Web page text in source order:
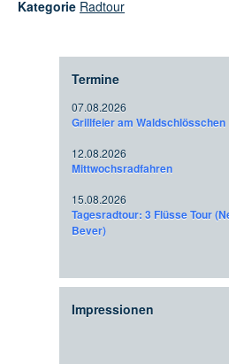
Kategorie Radtour
Termine
07.08.2026
Grillfeier am Waldschlösschen
12.08.2026
Mittwochsradfahren
15.08.2026
Tagesradtour: 3 Flüsse Tour
Bever)
Impressionen